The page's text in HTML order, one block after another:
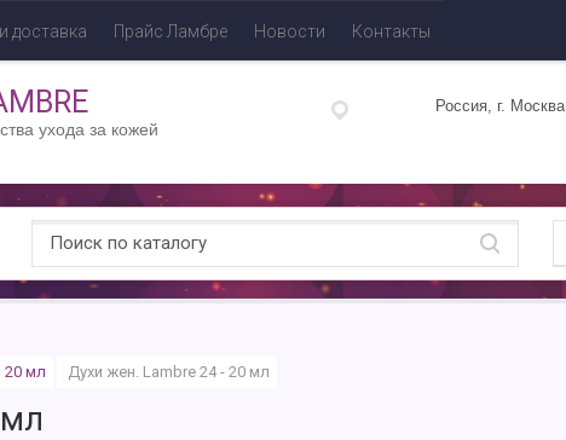
доставка Прайс Ламбре Новости Контакты
ухода за кожей
Россия, г. Москва
20 мл Духи жен. Lambre 24 - 20 мл